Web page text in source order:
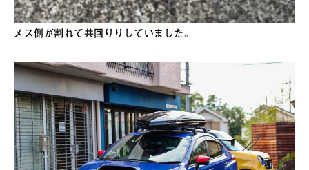
メス側が割れて共回りりしていました。